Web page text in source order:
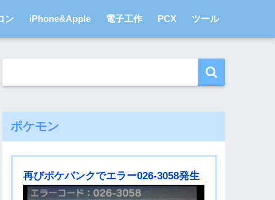
ン iPhone&Apple 電子工作 PCX ツール
ポケモン
再びポケバンクでエラー026-3058発生